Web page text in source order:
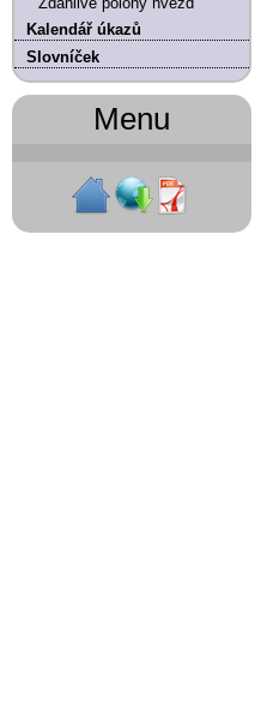
Kalendář úkazů
Slovníček
Menu